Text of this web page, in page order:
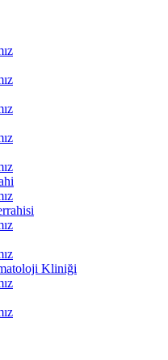
Kliniği